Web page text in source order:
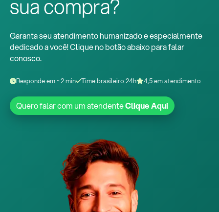
sua compra?
Garanta seu atendimento humanizado e especialmente
dedicado a você! Clique no botão abaixo para falar
conosco.
Responde em ~2 min Time brasileiro 24h 4,5 em atendimento
Quero falar com um atendenteClique Aqui